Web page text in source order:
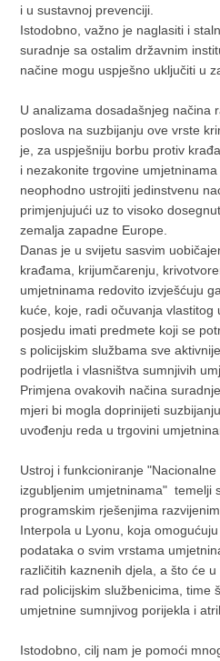
i u sustavnoj prevenciji.
Istodobno, važno je naglasiti i
suradnje sa ostalim državnim
načine mogu uspješno uključiti u
U analizama dosadašnjeg načina
poslova na suzbijanju ove vrste
je, za uspješniju borbu protiv
i nezakonite trgovine umjetninama
neophodno ustrojiti jedinstvenu
primjenjujući uz to visoko
zemalja zapadne Europe.
Danas je u svijetu sasvim
krađama, krijumčarenju,
umjetninama redovito izvješćuju
kuće, koje, radi očuvanja vlastitog
posjedu imati predmete koji se
s policijskim službama sve
podrijetla i vlasništva sumnjivih
Primjena ovakovih načina
mjeri bi mogla doprinijeti
uvođenju reda u trgovini
Ustroj i funkcioniranje
izgubljenim umjetninama" temelji
programskim rješenjima
Interpola u Lyonu, koja
podataka o svim vrstama
različitih kaznenih djela, a što će
rad policijskim službenicima, time
umjetnine sumnjivog porijekla i
Istodobno, cilj nam je pomoći